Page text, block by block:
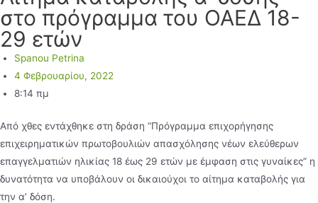
στο πρόγραμμα του ΟΑΕΔ 18-
29 ετών
Spanou Petrina
4 Φεβρουαρίου, 2022
8:14 πμ
Από χθες εντάχθηκε στη δράση “Πρόγραμμα επιχορήγησης
επιχειρηματικών πρωτοβουλιών απασχόλησης νέων ελεύθερων
επαγγελματιών ηλικίας 18 έως 29 ετών με έμφαση στις γυναίκες” η
δυνατότητα να υποβάλουν οι δικαιούχοι το αίτημα καταβολής για
την α’ δόση.